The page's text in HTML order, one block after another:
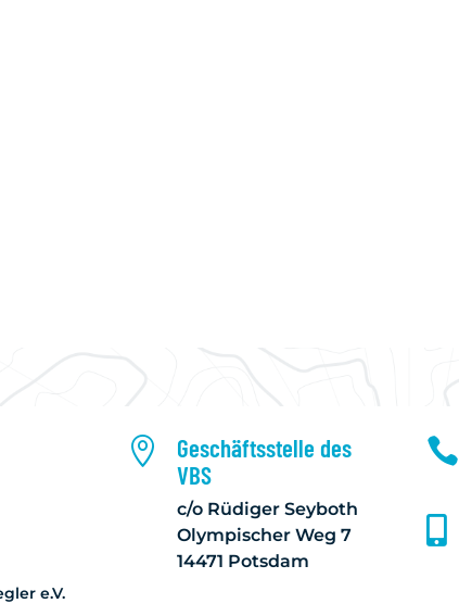
e.V.

Geschäftsstelle des
VBS
c/o Rüdiger Seyboth
Olympischer Weg 7
14471 Potsdam

